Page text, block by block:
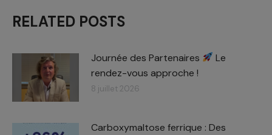
RELATED POSTS
Journée des Partenaires
Le
rendez-vous approche !
8 juillet 2026
Carboxymaltose ferrique : Des